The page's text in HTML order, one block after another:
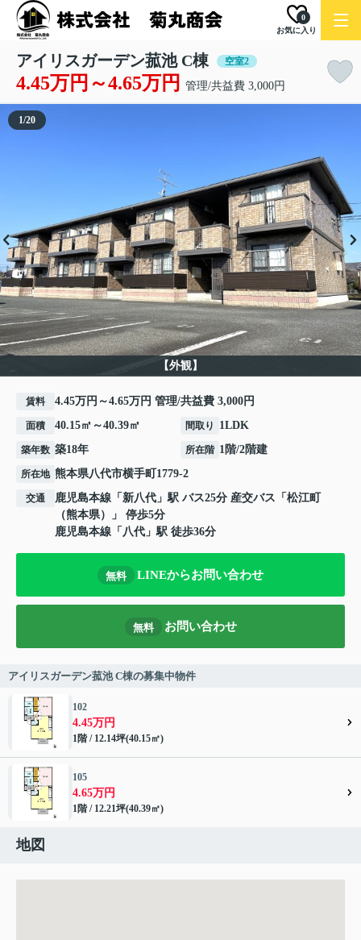
お気に入り
0
アイリスガーデン菰池 C棟 空室2
4.45万円～4.65万円 管理/共益費 3,000円
【外観】
1/20
賃料 4.45万円～4.65万円 管理/共益費 3,000円
面積 40.15㎡～40.39㎡ 間取り 1LDK
築年数 築18年 所在階 1階/2階建
所在地 熊本県八代市横手町 1779-2
交通 鹿児島本線 「 新八代 」駅 バス25分 産交バス「松江町
（熊本県）」 停歩5分
鹿児島本線 「 八代 」駅 徒歩36分
無料 LINEからお問い合わせ
無料 お問い合わせ
アイリスガーデン菰池 C棟の募集中物件
102
4.45万円
1階 / 12.14坪(40.15㎡)
105
4.65万円
1階 / 12.21坪(40.39㎡)
地図